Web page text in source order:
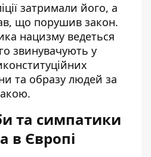
затримали його, а
що порушив закон.
нацизму ведеться
звинувачують у
та образу людей за
та симпатики
в Європі